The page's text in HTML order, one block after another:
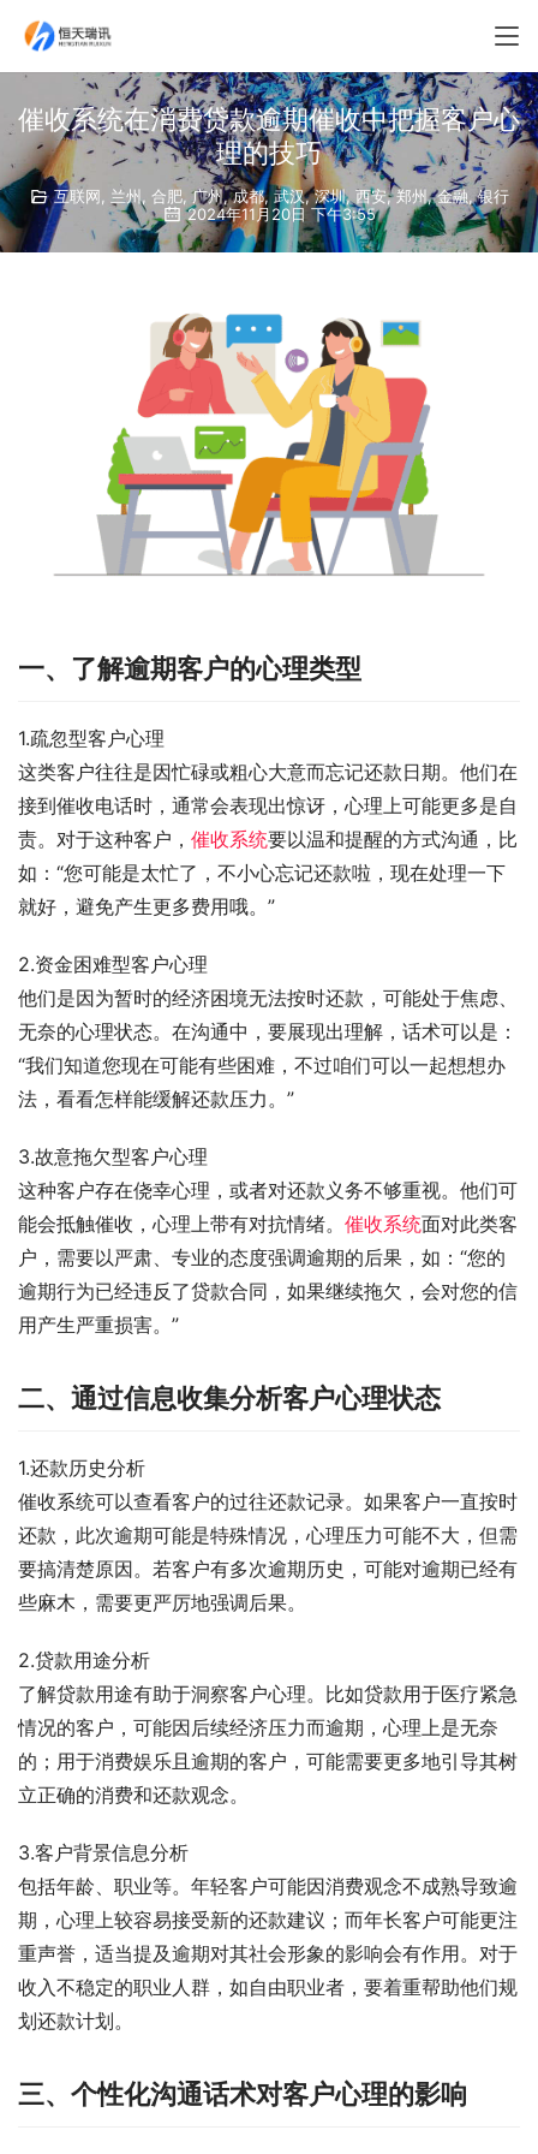
催收系统在消费贷款逾期催收中把握客户心
理的技巧
互联网 兰州 合肥,广州,成都,武汉,深圳, 西安,郑州,金融,银行
2024年11月20日 下午3:55
一、了解逾期客户的心理类型
1.疏忽型客户心理
这类客户往往是因忙碌或粗心大意而忘记还款日期。他们在
接到催收电话时，通常会表现出惊讶，心理上可能更多是自
责。对于这种客户， 催收系统要以温和提醒的方式沟通，比
如：“您可能是太忙了，不小心忘记还款啦，现在处理一下
就好，避免产生更多费用哦。”
2.资金困难型客户心理
他们是因为暂时的经济困境无法按时还款，可能处于焦虑、
无奈的心理状态。在沟通中，要展现出理解，话术可以是：
“我们知道您现在可能有些困难，不过咱们可以一起想想办
法，看看怎样能缓解还款压力。”
3.故意拖欠型客户心理
这种客户存在侥幸心理，或者对还款义务不够重视。他们可
能会抵触催收，心理上带有对抗情绪。 催收系统面对此类客
户，需要以严肃、专业的态度强调逾期的后果，如：“您的
逾期行为已经违反了贷款合同，如果继续拖欠，会对您的信
用产生严重损害。”
二、通过信息收集分析客户心理状态
1.还款历史分析
催收系统可以查看客户的过往还款记录。如果客户一直按时
还款，此次逾期可能是特殊情况，心理压力可能不大，但需
要搞清楚原因。若客户有多次逾期历史，可能对逾期已经有
些麻木，需要更严厉地强调后果。
2.贷款用途分析
了解贷款用途有助于洞察客户心理。比如贷款用于医疗紧急
情况的客户，可能因后续经济压力而逾期，心理上是无奈
的；用于消费娱乐且逾期的客户，可能需要更多地引导其树
立正确的消费和还款观念。
3.客户背景信息分析
包括年龄、职业等。年轻客户可能因消费观念不成熟导致逾
期，心理上较容易接受新的还款建议；而年长客户可能更注
重声誉，适当提及逾期对其社会形象的影响会有作用。对于
收入不稳定的职业人群，如自由职业者，要着重帮助他们规
划还款计划。
三、个性化沟通话术对客户心理的影响